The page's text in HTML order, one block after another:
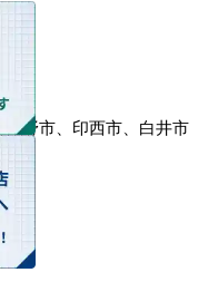
野市、印西市、白井市